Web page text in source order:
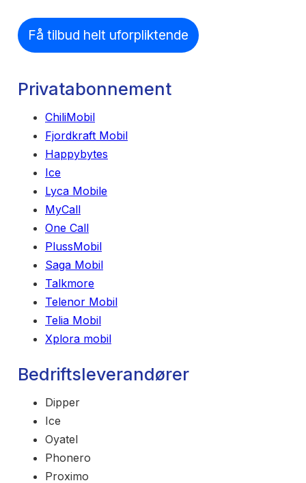
Få tilbud helt uforpliktende
Privatabonnement
ChiliMobil
Fjordkraft Mobil
Happybytes
Ice
Lyca Mobile
MyCall
One Call
PlussMobil
Saga Mobil
Talkmore
Telenor Mobil
Telia Mobil
Xplora mobil
Bedriftsleverandører
Dipper
Ice
Oyatel
Phonero
Proximo